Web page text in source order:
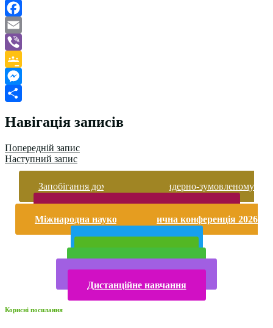
Facebook
Email
Viber
Google
Classroom
Messenger
Навігація записів
Попередній запис
Наступний запис
Запобігання домашньому та гендерно-зумовленому
Міжнародна науково-практична конференція 2026
Дистанційне навчання
Корисні посилання